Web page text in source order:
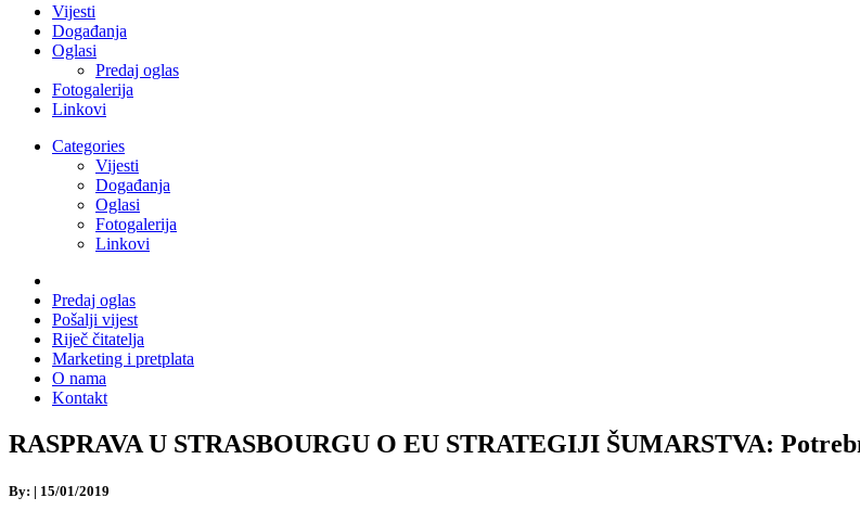
Vijesti
Događanja
Oglasi
Predaj oglas
Fotogalerija
Linkovi
Categories
Vijesti
Događanja
Oglasi
Fotogalerija
Linkovi
Predaj oglas
Pošalji vijest
Riječ čitatelja
Marketing i pretplata
O nama
Kontakt
RASPRAVA U STRASBOURGU O EU STRATEGIJI ŠUMARSTVA:
By: | 15/01/2019